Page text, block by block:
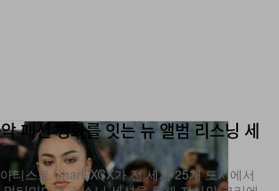
티스트 Charli XCX가 전 세계 25개 도시에서
티미디어 리스닝 세션을 통해 자신의 크리에
다.